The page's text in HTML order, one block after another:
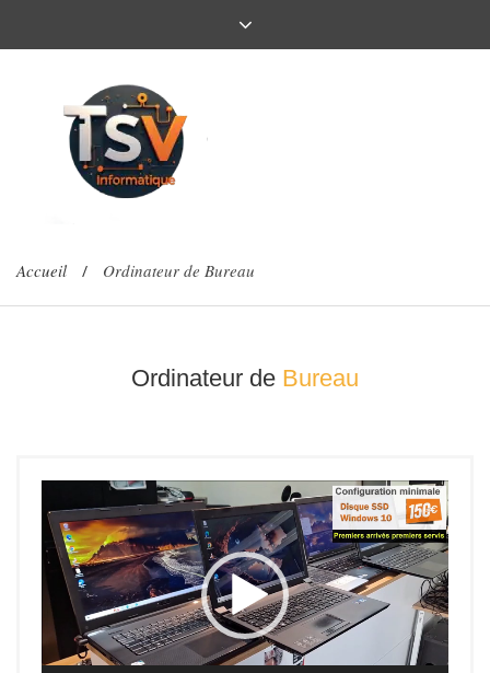
Accueil / Ordinateur de Bureau
Ordinateur de Bureau
vidéo